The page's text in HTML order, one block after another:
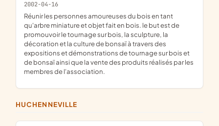
2002-04-16
réunir les personnes amoureuses du bois en tant
qu'arbre miniature et objet fait en bois. le but est de
promouvoir le tournage sur bois, la sculpture, la
décoration et la culture de bonsaï à travers des
expositions et démonstrations de tournage sur bois et
de bonsaï ainsi que la vente des produits réalisés par les
membres de l'association.
HUCHENNEVILLE